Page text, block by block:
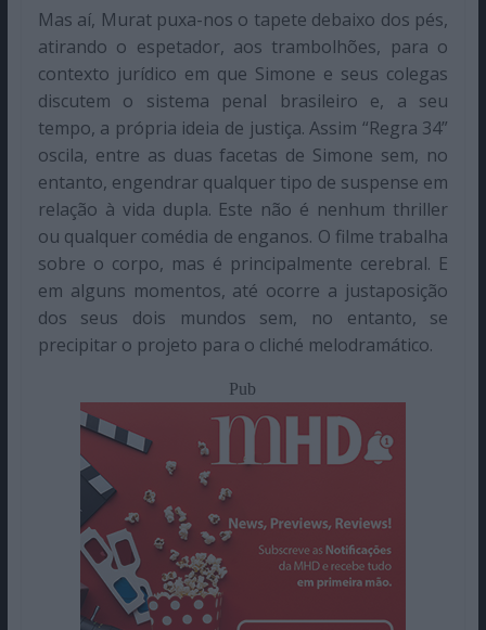
Mas aí, Murat puxa-nos o tapete debaixo dos pés,
atirando o espetador, aos trambolhões, para o
contexto jurídico em que Simone e seus colegas
discutem o sistema penal brasileiro e, a seu
tempo, a própria ideia de justiça. Assim “Regra 34”
oscila, entre as duas facetas de Simone sem, no
entanto, engendrar qualquer tipo de suspense em
relação à vida dupla. Este não é nenhum thriller
ou qualquer comédia de enganos. O filme trabalha
sobre o corpo, mas é principalmente cerebral. E
em alguns momentos, até ocorre a justaposição
dos seus dois mundos sem, no entanto, se
precipitar o projeto para o cliché melodramático.
Pub